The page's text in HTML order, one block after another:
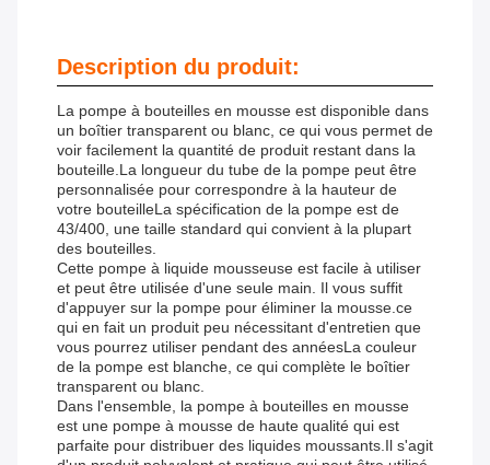
Description du produit:
La pompe à bouteilles en mousse est disponible dans
un boîtier transparent ou blanc, ce qui vous permet de
voir facilement la quantité de produit restant dans la
bouteille.La longueur du tube de la pompe peut être
personnalisée pour correspondre à la hauteur de
votre bouteilleLa spécification de la pompe est de
43/400, une taille standard qui convient à la plupart
des bouteilles.
Cette pompe à liquide mousseuse est facile à utiliser
et peut être utilisée d'une seule main. Il vous suffit
d'appuyer sur la pompe pour éliminer la mousse.ce
qui en fait un produit peu nécessitant d'entretien que
vous pourrez utiliser pendant des annéesLa couleur
de la pompe est blanche, ce qui complète le boîtier
transparent ou blanc.
Dans l'ensemble, la pompe à bouteilles en mousse
est une pompe à mousse de haute qualité qui est
parfaite pour distribuer des liquides moussants.Il s'agit